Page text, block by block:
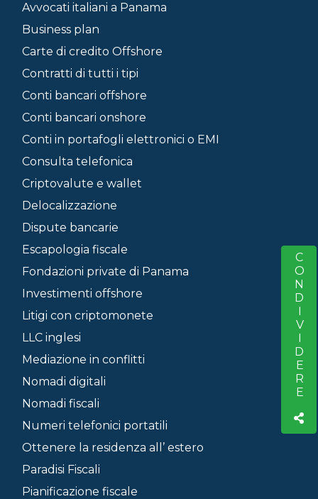
CONDIVIDERE
Avvocati italiani a Panama
Business plan
Carte di credito Offshore
Contratti di tutti i tipi
Conti bancari offshore
Conti bancari onshore
Conti in portafogli elettronici o EMI
Consulta telefonica
Criptovalute e wallet
Delocalizzazione
Dispute bancarie
Escapologia fiscale
Fondazioni private di Panama
Investimenti offshore
Litigi con criptomonete
LLC inglesi
Mediazione in conflitti
Nomadi digitali
Nomadi fiscali
Numeri telefonici portatili
Ottenere la residenza all’ estero
Paradisi Fiscali
Pianificazione fiscale